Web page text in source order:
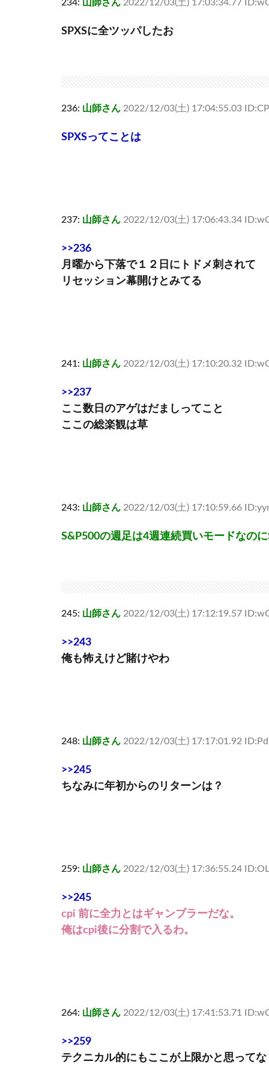
234: 山師さん 2022/12/03(土) 17:03:34.77
SPXSに全ツッパしたお
236: 山師さん 2022/12/03(土) 17:04:55.03
SPXSってことは
237: 山師さん 2022/12/03(土) 17:06:43.34
>>236
月曜から下落で１２日にトドメ刺されて
リセッション幕開けとみてる
241: 山師さん 2022/12/03(土) 17:10:20.32
>>237
ここ数日のアゲはだましってこと
ここの総楽観は草
243: 山師さん 2022/12/03(土) 17:10:59.66
S&P500の週足は4週連続買いモードなの
245: 山師さん 2022/12/03(土) 17:12:19.57
>>243
俺も怖えけど賭けやわ
248: 山師さん 2022/12/03(土) 17:17:01.92
>>245
ちなみに年初からのリターンは？
259: 山師さん 2022/12/03(土) 17:36:55.24
>>245
cpi 前に全力とはギャンブラーだな。
俺はcpi後に分割で入るわ。
264: 山師さん 2022/12/03(土) 17:41:53.71
>>259
テクニカル的にもここが上限かと思ってな